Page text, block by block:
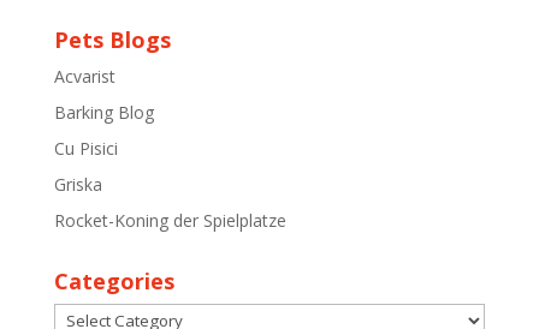
Pets Blogs
Acvarist
Barking Blog
Cu Pisici
Griska
Rocket-Koning der Spielplatze
Categories
Categories